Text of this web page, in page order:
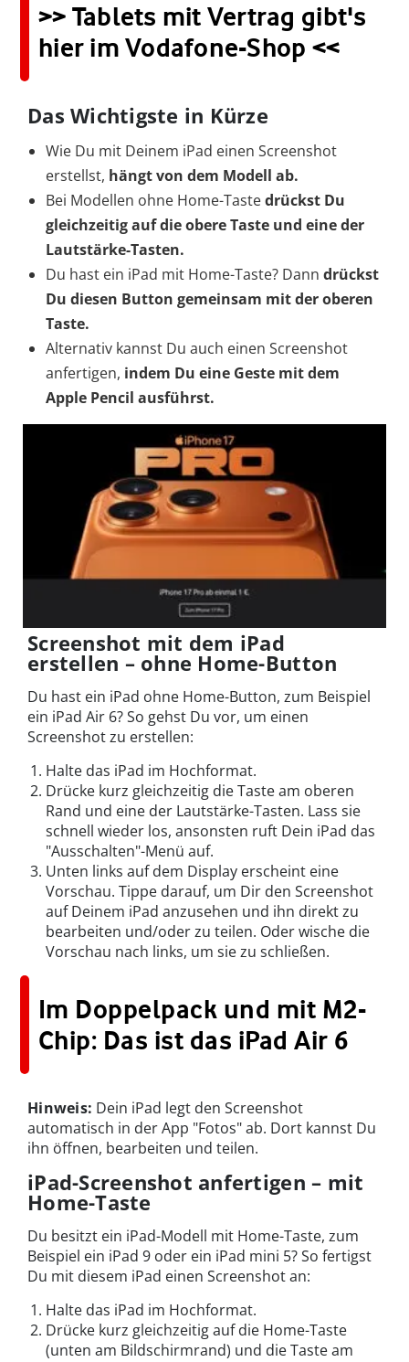
>> Tablets mit Vertrag gibt's
hier im Vodafone-Shop <<
Das Wichtigste in Kürze
Wie Du mit Deinem iPad einen Screenshot
erstellst, hängt von dem Modell ab.
Bei Modellen ohne Home-Tastedrückst Du
gleichzeitig auf die obere Taste und eine der
Lautstärke-Tasten.
Du hast ein iPad mit Home-Taste? Dann drückst
Du diesen Button gemeinsam mit der oberen
Taste.
Alternativ kannst Du auch einen Screenshot
anfertigen, indem Du eine Geste mit dem
Apple Pencil ausführst.
Screenshot mit dem iPad
erstellen – ohne Home-Button
Du hast ein iPad ohne Home-Button, zum Beispiel
ein iPad Air 6? So gehst Du vor, um einen
Screenshot zu erstellen:
Halte das iPad im Hochformat.
Drücke kurz gleichzeitig die Taste am oberen
Rand und eine der Lautstärke-Tasten. Lass sie
schnell wieder los, ansonsten ruft Dein iPad das
"Ausschalten"-Menü auf.
Unten links auf dem Display erscheint eine
Vorschau. Tippe darauf, um Dir den Screenshot
auf Deinem iPad anzusehen und ihn direkt zu
bearbeiten und/oder zu teilen. Oder wische die
Vorschau nach links, um sie zu schließen.
Im Doppelpack und mit M2-
Chip: Das ist das iPad Air 6
Hinweis: Dein iPad legt den Screenshot
automatisch in der App "Fotos" ab. Dort kannst Du
ihn öffnen, bearbeiten und teilen.
iPad-Screenshot anfertigen – mit
Home-Taste
Du besitzt ein iPad-Modell mit Home-Taste, zum
Beispiel ein iPad 9 oder ein iPad mini 5? So fertigst
Du mit diesem iPad einen Screenshot an:
Halte das iPad im Hochformat.
Drücke kurz gleichzeitig auf die Home-Taste
(unten am Bildschirmrand) und die Taste am